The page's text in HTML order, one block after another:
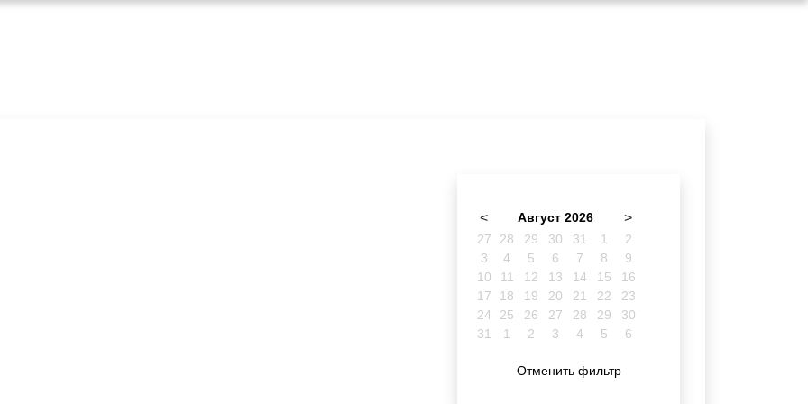
< Август 2026 >
27 28 29 30 31 1
2
3
4 5 6 7 8
9
10
11 12 13 14 15
16
17
18 19 20 21 22
23
24
25 26 27 28 29
30
31
1 2 3 4 5 6
Отменить фильтр